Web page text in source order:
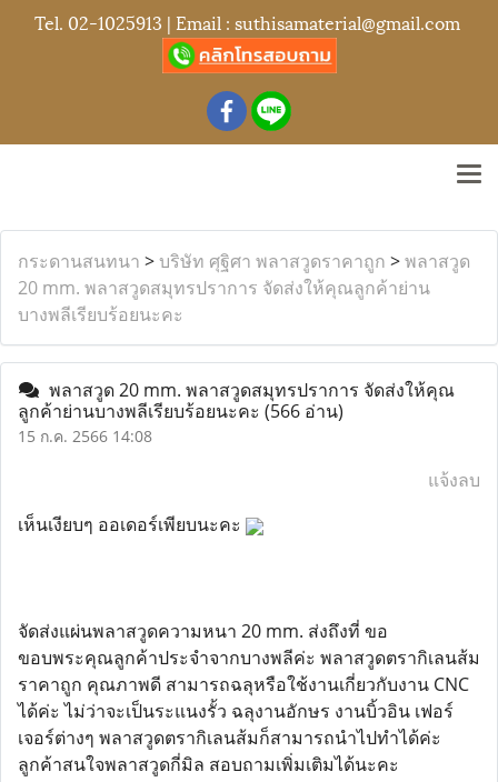
Tel. 02-1025913 | Email : suthisamaterial@gmail.com
กระดานสนทนา >บริษัท ศุฐิศา พลาสวูดราคาถูก >พลาสวูด
20 mm. พลาสวูดสมุทรปราการ จัดส่งให้คุณลูกค้าย่าน
บางพลีเรียบร้อยนะคะ
พลาสวูด 20 mm. พลาสวูดสมุทรปราการ จัดส่งให้คุณ
ลูกค้าย่านบางพลีเรียบร้อยนะคะ (566 อ่าน)
15 ก.ค. 2566 14:08
แจ้งลบ
เห็นเงียบๆ ออเดอร์เพียบนะคะ
จัดส่งแผ่นพลาสวูดความหนา 20 mm. ส่งถึงที่ ขอ
ขอบพระคุณลูกค้าประจำจากบางพลีค่ะ พลาสวูดตรากิเลนส้ม
ราคาถูก คุณภาพดี สามารถฉลุหรือใช้งานเกี่ยวกับงาน CNC
ได้ค่ะ ไม่ว่าจะเป็นระแนงรั้ว ฉลุงานอักษร งานบิ้วอิน เฟอร์
เจอร์ต่างๆ พลาสวูดตรากิเลนส้มก็สามารถนำไปทำได้ค่ะ
ลูกค้าสนใจพลาสวูดกี่มิล สอบถามเพิ่มเติมได้นะคะ